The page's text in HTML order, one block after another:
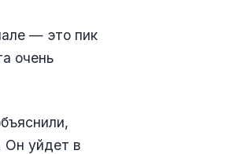
— это пик
очень
Он уйдет в